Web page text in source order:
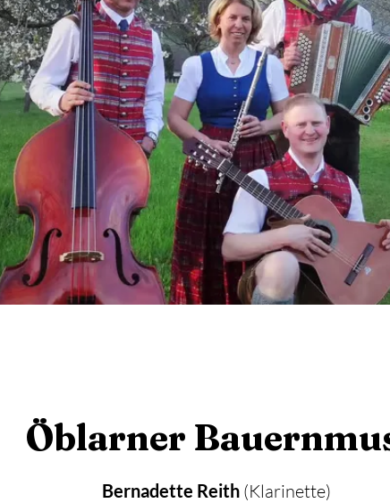
Öblarner
Bernadette Reith (Klarinette)